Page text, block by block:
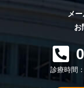
メ
お
診療時間